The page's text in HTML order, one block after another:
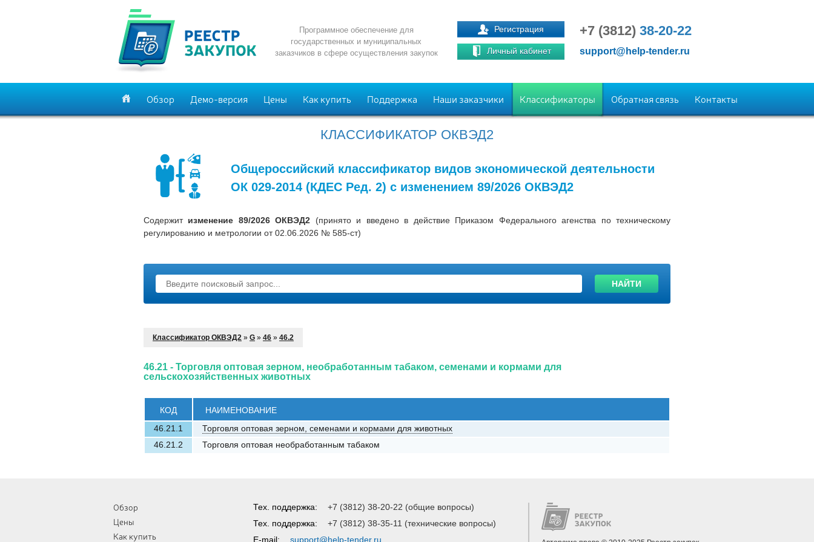
Программное обеспечение для
государственных и муниципальных
заказчиков в сфере осуществления закупок
Регистрация
Личный кабинет
+7 (3812) 38-20-22
support@help-tender.ru
Обзор Демо-версия Цены Как купить Поддержка Наши заказчики Классификаторы Обратная связь Контакты
КЛАССИФИКАТОР ОКВЭД2
Общероссийский классификатор видов экономической деятельности
ОК 029-2014 (КДЕС Ред. 2) с изменением 89/2026 ОКВЭД2
Содержит изменение 89/2026 ОКВЭД2 (принято и введено в действие Приказом Федерального агенства по техническому
регулированию и метрологии от 02.06.2026 № 585-ст)
НАЙТИ
Классификатор ОКВЭД2 » G » 46 » 46.2
46.21 - Торговля оптовая зерном, необработанным табаком, семенами и кормами для
сельскохозяйственных животных
КОД
НАИМЕНОВАНИЕ
46.21.1
Торговля оптовая зерном, семенами и кормами для животных
46.21.2
Торговля оптовая необработанным табаком
Обзор
Цены
Как купить
Тех. поддержка:
+7 (3812) 38-20-22 (общие вопросы)
Тех. поддержка:
+7 (3812) 38-35-11 (технические вопросы)
E-mail:
support@help-tender.ru